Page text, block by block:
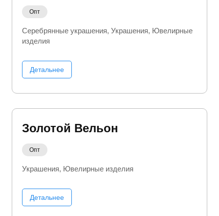
Опт
Серебрянные украшения Украшения Ювелирные
изделия
Детальнее
Золотой Вельон
Опт
Украшения Ювелирные изделия
Детальнее